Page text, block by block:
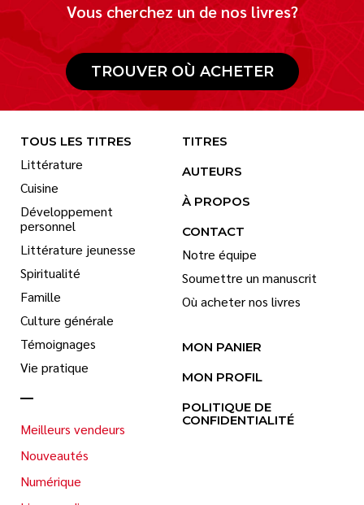
Vous cherchez un de nos livres?
TROUVER OÙ ACHETER
TOUS LES TITRES
Littérature
Cuisine
Développement
personnel
Littérature jeunesse
Spiritualité
Famille
Culture générale
Témoignages
Vie pratique
Meilleurs vendeurs
Nouveautés
Numérique
TITRES
AUTEURS
À PROPOS
CONTACT
Notre équipe
Soumettre un manuscrit
Où acheter nos livres
MON PANIER
MON PROFIL
POLITIQUE DE
CONFIDENTIALITÉ